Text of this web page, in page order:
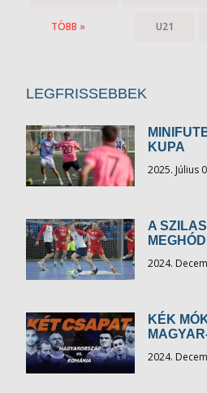
U21
TÖBB »
LEGFRISSEBBEK
KUPA
2025. Július
A
2024.
KÉK
2024.